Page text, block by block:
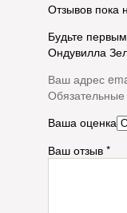
Отзывов пока
Будьте
Ондувилла
Ваш адрес
Ваша оценка
Ваш отзыв *